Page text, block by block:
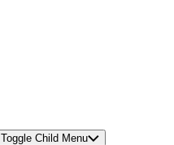
Toggle Child Menu